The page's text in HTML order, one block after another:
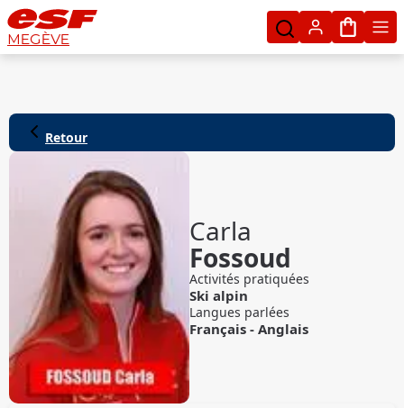
MEGÈVE Mon
Retour
Carla
Fossoud
Activités pratiquées
Ski alpin
Langues parlées
Français - Anglais